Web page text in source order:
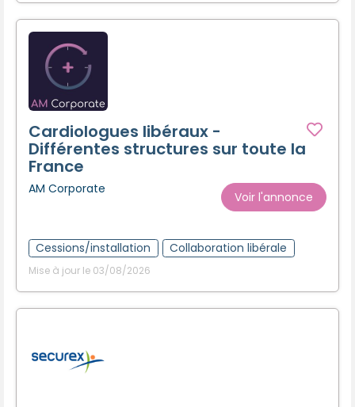
Cardiologues libéraux -
Différentes structures sur toute la
France
AM Corporate
Voir l'annonce
Cessions/installation Collaboration libérale
Mise à jour le 03/08/2026